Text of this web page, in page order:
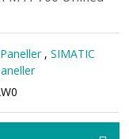
,SIMATIC